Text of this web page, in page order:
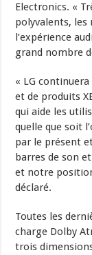
Electronics. «
polyvalents, les
l’expérience
grand nombre
« LG
et de produits
qui aide les
quelle que soit
par le présent
barres de son
et notre
déclaré.
Toutes les
charge Dolby
trois